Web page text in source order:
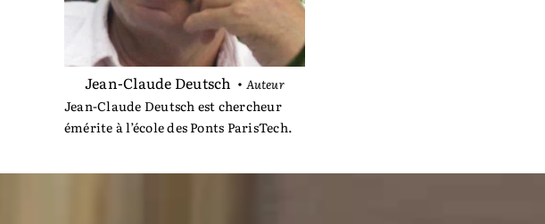
Jean-Claude Deutsch • Auteur
Jean-Claude Deutsch est chercheur
émérite à l’école des Ponts ParisTech.